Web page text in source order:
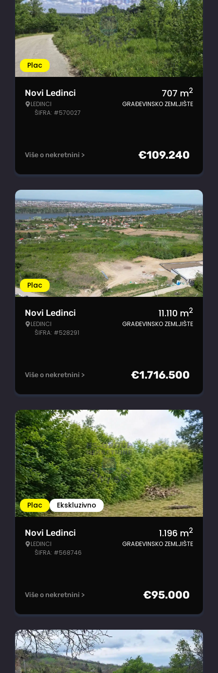
Plac
Novi Ledinci
LEDINCI
ŠIFRA: #570027
707 m2
GRAĐEVINSKO ZEMLJIŠTE
Više o nekretnini > €109.240
Plac
Novi Ledinci
LEDINCI
ŠIFRA: #528291
11.110 m2
GRAĐEVINSKO ZEMLJIŠTE
Više o nekretnini > €1.716.500
Plac Ekskluzivno
Novi Ledinci
LEDINCI
ŠIFRA: #568746
1.196 m2
GRAĐEVINSKO ZEMLJIŠTE
Više o nekretnini > €95.000